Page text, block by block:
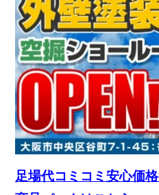
足場代コミコミ安心価